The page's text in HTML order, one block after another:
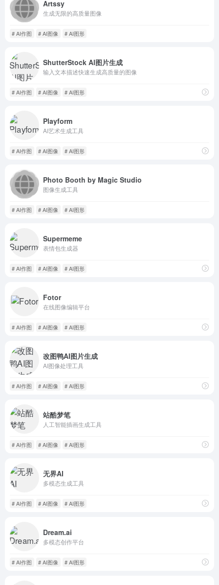
Artssy
生成无限的高质量图像
# AI作图 # AI图像 # AI图形
ShutterStock Al图片生成
输入文本描述快速生成高质量的图像
# AI作图 # AI图像 # AI图形
Playform
AI艺术生成工具
# AI作图 # AI图像 # AI图形
Photo Booth by Magic Studio
图像生成工具
# AI作图 # AI图像 # AI图形
Supermeme
表情包生成器
# AI作图 # AI图像 # AI图形
Fotor
在线图像编辑平台
# AI作图 # AI图像 # AI图形
改图鸭AI图片生成
AI图像处理工具
# AI作图 # AI图像 # AI图形
站酷梦笔
人工智能插画生成工具
# AI作图 # AI图像 # AI图形
无界AI
多模态生成工具
# AI作图 # AI图像 # AI图形
Dream.ai
多模态创作平台
# AI作图 # AI图像 # AI图形